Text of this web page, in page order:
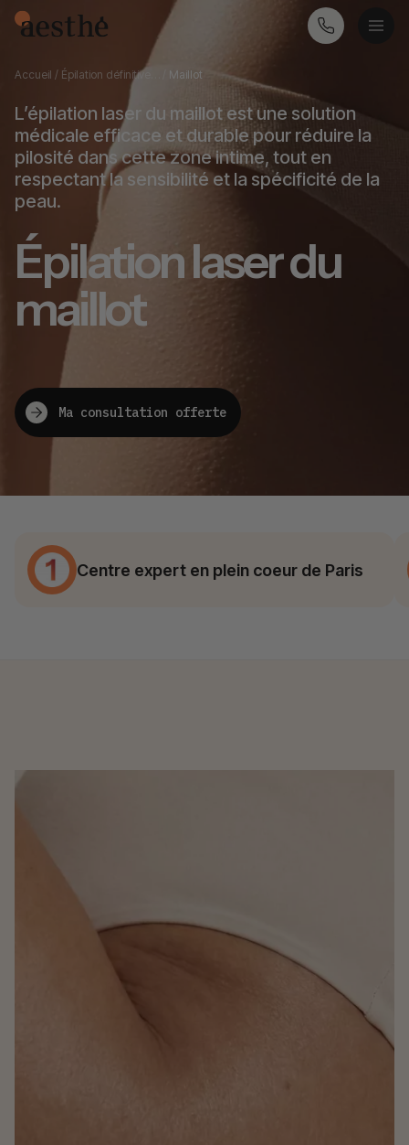
Accueil / Épilation définitive… Maillot
L’épilation laser du maillot est une solution
médicale efficace et durable pour réduire la
pilosité dans cette zone intime, tout en
respectant la sensibilité et la spécificité de la
peau.
Épilation laser du
maillot
Ma consultation offerte
Centre expert en plein coeur de Paris